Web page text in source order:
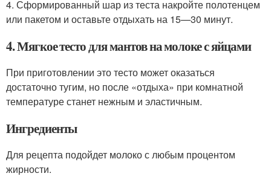
4. Сформированный шар из теста накройте полотенцем
или пакетом и оставьте отдыхать на 15—30 минут.
4. Мягкое тесто для мантов на молоке с яйцами
При приготовлении это тесто может оказаться
достаточно тугим, но после «отдыха» при комнатной
температуре станет нежным и эластичным.
Ингредиенты
Для рецепта подойдет молоко с любым процентом
жирности.